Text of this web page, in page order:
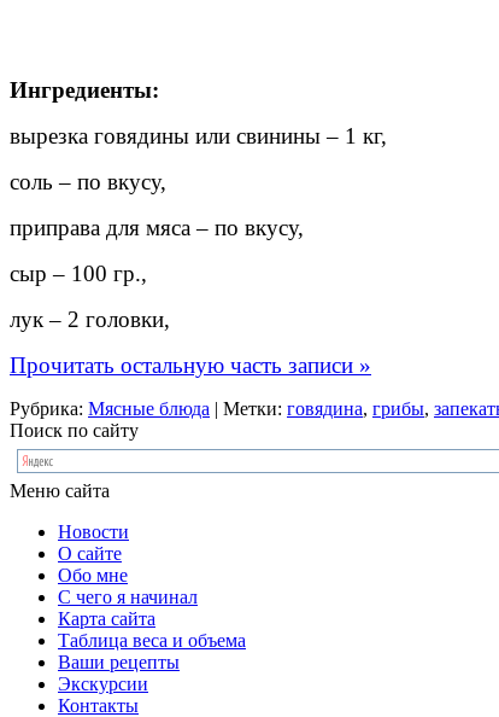
Ингредиенты:
вырезка говядины или свинины – 1 кг,
соль – по вкусу,
приправа для мяса – по вкусу,
сыр – 100 гр.,
лук – 2 головки,
Прочитать остальную часть записи »
Рубрика: Мясные блюда | Метки: говядина, грибы,
Поиск по сайту
Меню сайта
Новости
О сайте
Обо мне
С чего я начинал
Карта сайта
Таблица веса и объема
Ваши рецепты
Экскурсии
Контакты